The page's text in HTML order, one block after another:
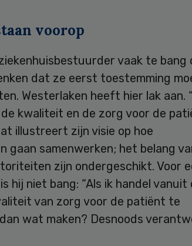
voorop
vaak te bang
dat ze eerst toestemming
Westerlaken heeft hier lak aan.
kwaliteit en de zorg voor de
illustreert zijn visie op hoe
gaan samenwerken; het belang
zijn ondergeschikt. Voor
hij niet bang: “Als ik handel vanuit
van zorg voor de patiënt te
wat maken? Desnoods